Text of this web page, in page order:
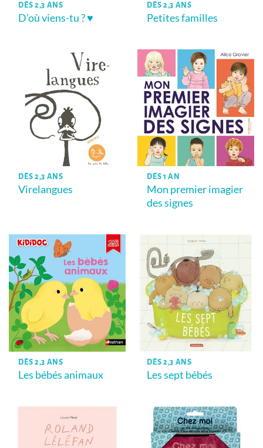
DÈS 2,3 ANS
D’où viens-tu ? ♥
DÈS 2,3 ANS
Petites familles
DÈS 2,3 ANS
Virelangues
DÈS 1 AN
Mon premier imagier
des signes
DÈS 2,3 ANS
Les bébés animaux
DÈS 2,3 ANS
Les sept bébés